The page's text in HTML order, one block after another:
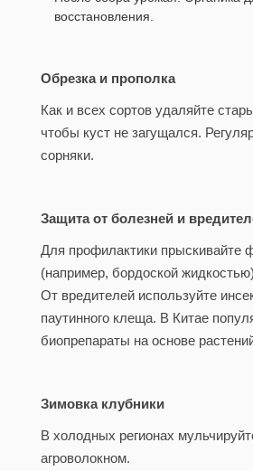
восстановления.
Обрезка и прополка
Как и всех сортов удаляйте
чтобы куст не загущался.
сорняки.
Защита от болезней и
Для профилактики прыскивайте
(например, бордоской
От вредителей используйте
паутинного клеща. В Китае
биопрепараты на основе
Зимовка клубники
В холодных регионах
агроволокном.